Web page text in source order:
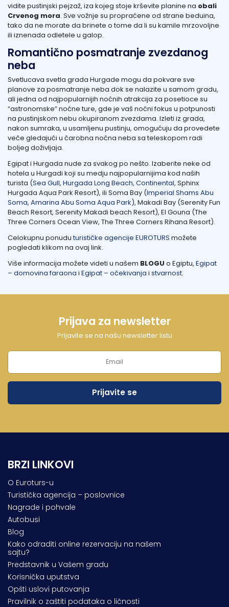
vidite pustinjski pejzaž, iza kojeg stoje krševite planine na obali
Crvenog mora. Sve vožnje su propraćene od strane beduina,
tako da ne morate da brinete o tome da li su kamile mrzovoljne
ili iznenada odletele u galop.
Romantično posmatranje zvezdanog
neba
Svetlucava svetla grada Hurgade mogu da pokvare sve
planove za posmatranje neba dok se nalazite u samom gradu,
ali jedna od najpopularnijih noćnih atrakcija za posetioce su
“astronomske” noćne ture, gde je vaš noćni fokus u potpunosti
na pustinjskom nebu okupiranom zvezdama. Izleti iz grada,
nakon sumraka, u usamljenu pustinju, omogućuju da provedete
veče gledajući u čarobna noćna neba sa teleskopom radi
boljeg doživljaja.
Egipat i Hurgada nude za svakog po nešto. Izaberite neke od
hotela u Hurgadi koji su medju najpopularnijima kod naših
turista (Sea Gull, Hurgada Long Beach, Continental, Sphinx
Hurgada Aqua Park Resort), ili Soma Bay (Imperial Shams Abu
Soma, Amarina Abu Soma Aqua Park), Makadi Bay (Serenity Fun
Beach Resort, Serenity Makadi beach Resort), El Gouna (The
Three Corners Ocean View, The Three Corners Rihana Resort).
Celokupnu ponuduturističke agencije EUROTURS možete
pogledati klikom na ovaj link.
Više informacija možete videti u našem BLOGU o Egiptu, Egipat
– domovina faraona i Egipat – očekivanja i stvarnost.
Prijava za newsletter
Prijavite se na našu newsletter listu
BRZI LINKOVI
O Euroturs-u
Turistička agencija – poslovnice
Nagrade i pohvale
Autobusi
Blog
Kako odraditi online rezervaciju na našem
sajtu?
Predstavnik u Vašem gradu
Korisnička uputstva
Opšti uslovi putovanja
Pravilnik o zaštiti podataka o ličnosti